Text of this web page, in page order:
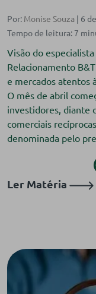
Por: Monise Souza | 6
Visão do
Relacionamento
e mercados atentos
O mês de abril
investidores, diante
comerciais
denominada pelo
Ler Matéria